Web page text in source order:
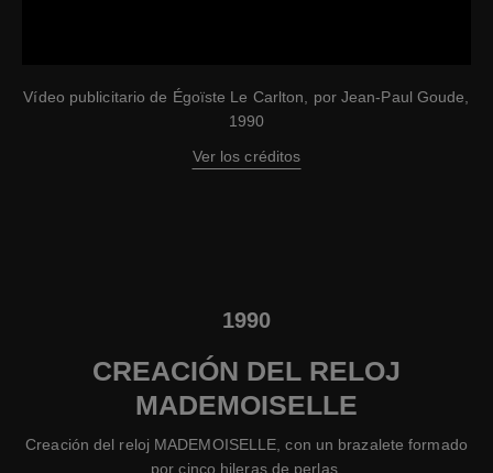
Vídeo publicitario de Égoïste Le Carlton, por Jean-Paul Goude,
1990
Ver los créditos
1990
CREACIÓN DEL RELOJ
MADEMOISELLE
Creación del reloj MADEMOISELLE, con un brazalete formado
por cinco hileras de perlas.